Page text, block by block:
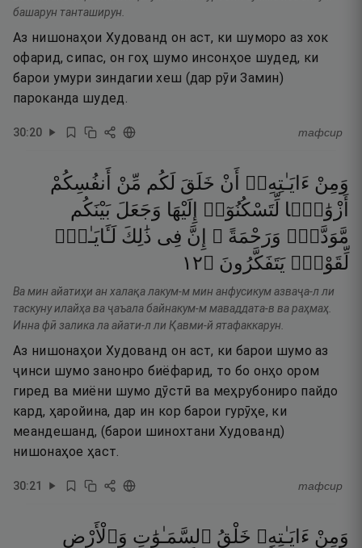
башарун танташирун.
Аз нишонаҳои Худованд он аст, ки шуморо аз хок
офарид, сипас, он гоҳ шумо инсонҳое шудед, ки
барои умури зиндагии хеш (дар рӯи Замин)
пароканда шудед.
30:20 тафсир
وَمِنْ ءَايَـٰتِهِۦٓ أَنْ خَلَقَ لَكُم مِّنْ
أَنفُسِكُمْ
أَزْوَٰجًۭا لِّتَسْكُنُوٓا۟ إِلَيْهَا وَجَعَلَ بَيْنَكُم
مَّوَدَّةًۭ وَرَحْمَةً ۚ إِنَّ فِى ذَٰلِكَ لَـَٔايَـٰتٍۢ
لِّقَوْمٍۢ يَتَفَكَّرُونَ ۝٢١
Ва мин айатиҳи ан халақа лакум-м мин анфусикум азваҷа-л ли
таскуну илайҳа ва ҷаъала байнакум-м маваддата-в ва раҳмаҳ.
Инна фӣ залика ла айати-л ли Қавми-й ятафаккарун.
Аз нишонаҳои Худованд он аст, ки барои шумо аз
ҷинси шумо занонро биёфарид, то бо онҳо ором
гиред ва миёни шумо дӯстӣ ва меҳрубониро пайдо
кард, ҳаройина, дар ин кор барои гурӯҳе, ки
меандешанд, (барои шинохтани Худованд)
нишонаҳое ҳаст.
30:21 тафсир
وَمِنْ ءَايَـٰتِهِۦ خَلْقُ ٱلسَّمَـٰوَٰتِ وَٱلْأَرْضِ